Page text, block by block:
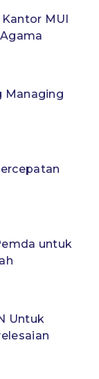
MUI
Managing
untuk
Untuk